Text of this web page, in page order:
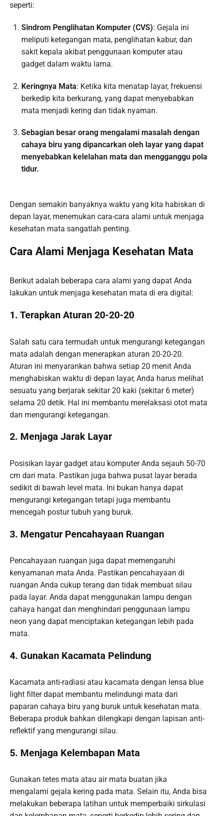
seperti:
Sindrom Penglihatan Komputer (CVS): Gejala ini
meliputi ketegangan mata, penglihatan kabur, dan
sakit kepala akibat penggunaan komputer atau
gadget dalam waktu lama.
Keringnya Mata: Ketika kita menatap layar, frekuensi
berkedip kita berkurang, yang dapat menyebabkan
mata menjadi kering dan tidak nyaman.
Sebagian besar orang mengalami masalah dengan
cahaya biru yang dipancarkan oleh layar yang dapat
menyebabkan kelelahan mata dan mengganggu pola
tidur.
Dengan semakin banyaknya waktu yang kita habiskan di
depan layar, menemukan cara-cara alami untuk menjaga
kesehatan mata sangatlah penting.
Cara Alami Menjaga Kesehatan Mata
Berikut adalah beberapa cara alami yang dapat Anda
lakukan untuk menjaga kesehatan mata di era digital:
1. Terapkan Aturan 20-20-20
Salah satu cara termudah untuk mengurangi ketegangan
mata adalah dengan menerapkan aturan 20-20-20.
Aturan ini menyarankan bahwa setiap 20 menit Anda
menghabiskan waktu di depan layar, Anda harus melihat
sesuatu yang berjarak sekitar 20 kaki (sekitar 6 meter)
selama 20 detik. Hal ini membantu merelaksasi otot mata
dan mengurangi ketegangan.
2. Menjaga Jarak Layar
Posisikan layar gadget atau komputer Anda sejauh 50-70
cm dari mata. Pastikan juga bahwa pusat layar berada
sedikit di bawah level mata. Ini bukan hanya dapat
mengurangi ketegangan tetapi juga membantu
mencegah postur tubuh yang buruk.
3. Mengatur Pencahayaan Ruangan
Pencahayaan ruangan juga dapat memengaruhi
kenyamanan mata Anda. Pastikan pencahayaan di
ruangan Anda cukup terang dan tidak membuat silau
pada layar. Anda dapat menggunakan lampu dengan
cahaya hangat dan menghindari penggunaan lampu
neon yang dapat menciptakan ketegangan lebih pada
mata.
4. Gunakan Kacamata Pelindung
Kacamata anti-radiasi atau kacamata dengan lensa blue
light filter dapat membantu melindungi mata dari
paparan cahaya biru yang buruk untuk kesehatan mata.
Beberapa produk bahkan dilengkapi dengan lapisan anti-
reflektif yang mengurangi silau.
5. Menjaga Kelembapan Mata
Gunakan tetes mata atau air mata buatan jika
mengalami gejala kering pada mata. Selain itu, Anda bisa
melakukan beberapa latihan untuk memperbaiki sirkulasi